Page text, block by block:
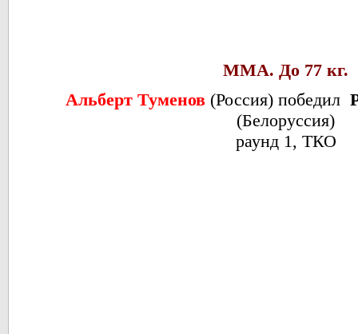
ММА. До 77 кг.
Альберт Туменов (Россия) победил
(Белоруссия)
раунд 1, ТКО